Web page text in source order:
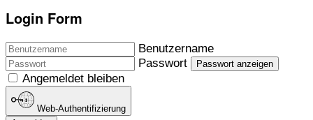
Login Form
Benutzername
Passwort
Passwort anzeigen
Angemeldet bleiben
Web-Authentifizierung